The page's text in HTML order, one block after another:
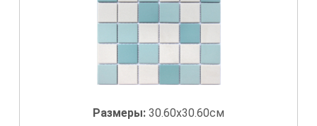
Размеры: 30.60x30.60см